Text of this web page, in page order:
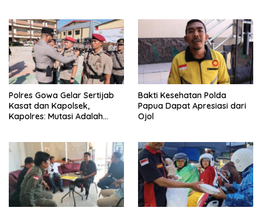
Ini Belum Di Tangkap
Polres Gowa Gelar Sertijab
Kasat dan Kapolsek,
Kapolres: Mutasi Adalah
Bakti Kesehatan Polda
Papua Dapat Apresiasi dari
Ojol